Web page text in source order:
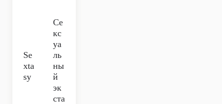
Se
xta
sy
Се
кс
уа
ль
ны
й
эк
ста